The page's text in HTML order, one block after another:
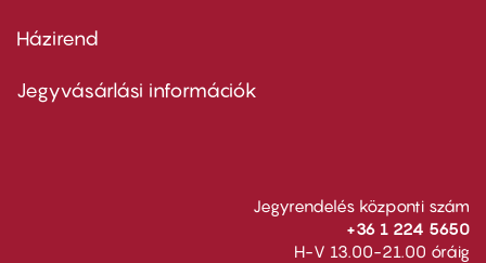
Footer
second
Házirend
Jegyvásárlási információk
Jegyrendelés központi szám
+36 1 224 5650
H-V 13.00-21.00 óráig